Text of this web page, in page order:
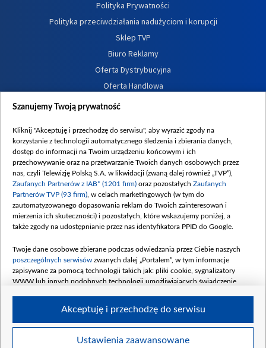
Polityka Prywatności
Polityka przeciwdziałania nadużyciom i korupcji
Sklep TVP
Biuro Reklamy
Oferta Dystrybucyjna
Oferta Handlowa
Dostępność
Procedura zgłoszeń wewnętrznych
Szanujemy Twoją prywatność
Kliknij "Akceptuję i przechodzę do serwisu", aby wyrazić zgody na
korzystanie z technologii automatycznego śledzenia i zbierania danych,
dostęp do informacji na Twoim urządzeniu końcowym i ich
przechowywanie oraz na przetwarzanie Twoich danych osobowych przez
nas, czyli Telewizję Polską S.A. w likwidacji (zwaną dalej również „TVP”),
Zaufanych Partnerów z IAB* (1201 firm) oraz pozostałych Zaufanych
Partnerów TVP (93 firm) , w celach marketingowych (w tym do
zautomatyzowanego dopasowania reklam do Twoich zainteresowań i
mierzenia ich skuteczności) i pozostałych, które wskazujemy poniżej, a
także zgody na udostępnianie przez nas identyfikatora PPID do Google.
Twoje dane osobowe zbierane podczas odwiedzania przez Ciebie naszych
poszczególnych serwisów zwanych dalej „Portalem”, w tym informacje
zapisywane za pomocą technologii takich jak: pliki cookie, sygnalizatory
WWW lub innych podobnych technologii umożliwiających świadczenie
Twoje dane osobowe zbierane podczas odwiedzania przez Ciebie
Ustawienia zaawansowane
Akceptuję i przechodzę do serwisu